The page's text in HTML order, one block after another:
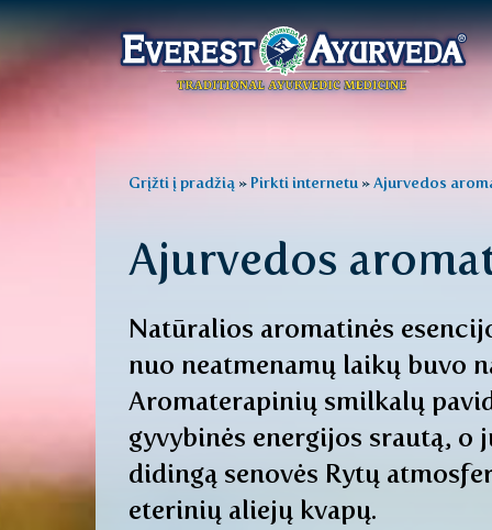
Pagrindinis
Jūs
esate
čia
Grįžti į pradžią » Pirkti internetu »Ajurvedos
Ajurvedos
Natūralios aromatinės
nuo neatmenamų laikų buvo
Aromaterapinių smilkalų
gyvybinės energijos srautą, o
didingą senovės Rytų
eterinių aliejų kvapų.